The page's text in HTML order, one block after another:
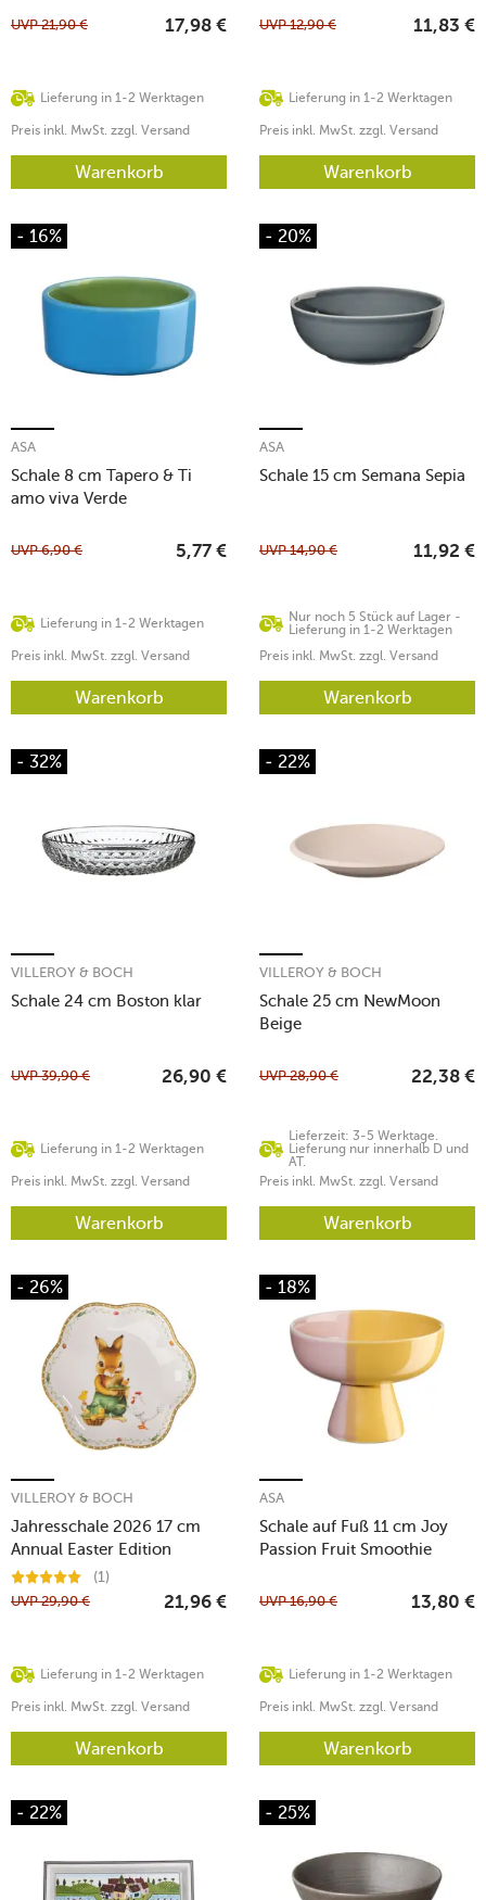
Lieferung in 1-2 Werktagen
UVP21,90 € 17,98 €
Preis inkl. MwSt. zzgl. Versand
Warenkorb
Lieferung in 1-2 Werktagen
UVP12,90 € 11,83 €
Preis inkl. MwSt. zzgl. Versand
Warenkorb
- 16%
Schale 8 cm Tapero & Ti
amo viva Verde
ASA
Lieferung in 1-2 Werktagen
UVP6,90 € 5,77 €
Preis inkl. MwSt. zzgl. Versand
Warenkorb
- 20%
Schale 15 cm Semana Sepia
ASA
Nur noch 5 Stück auf Lager -
Lieferung in 1-2 Werktagen
UVP14,90 € 11,92 €
Preis inkl. MwSt. zzgl. Versand
Warenkorb
- 32%
Schale 24 cm Boston klar
VILLEROY & BOCH
Lieferung in 1-2 Werktagen
UVP39,90 € 26,90 €
Preis inkl. MwSt. zzgl. Versand
Warenkorb
- 22%
Schale 25 cm NewMoon
Beige
VILLEROY & BOCH
Lieferzeit: 3-5 Werktage.
Lieferung nur innerhalb D und
AT.
UVP28,90 € 22,38 €
Preis inkl. MwSt. zzgl. Versand
Warenkorb
- 26%
Jahresschale 2026 17 cm
Annual Easter Edition
VILLEROY & BOCH
(1)
Lieferung in 1-2 Werktagen
UVP29,90 € 21,96 €
Preis inkl. MwSt. zzgl. Versand
Warenkorb
- 18%
Schale auf Fuß 11 cm Joy
Passion Fruit Smoothie
ASA
Lieferung in 1-2 Werktagen
UVP16,90 € 13,80 €
Preis inkl. MwSt. zzgl. Versand
Warenkorb
- 22% - 25%